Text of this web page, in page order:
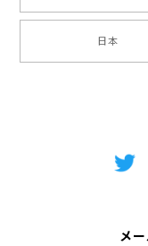
日本
メ